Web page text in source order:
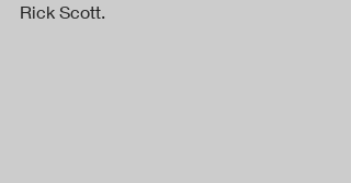
Rick Scott.